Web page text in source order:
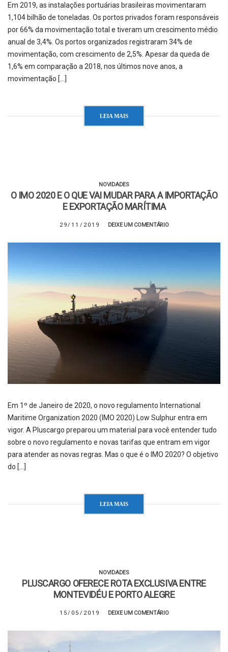
Em 2019, as instalações portuárias brasileiras movimentaram
1,104 bilhão de toneladas. Os portos privados foram responsáveis
por 66% da movimentação total e tiveram um crescimento médio
anual de 3,4%. Os portos organizados registraram 34% de
movimentação, com crescimento de 2,5%. Apesar da queda de
1,6% em comparação a 2018, nos últimos nove anos, a
movimentação […]
LEIA MAIS
NOVIDADES
O IMO 2020 E O QUE VAI MUDAR PARA A IMPORTAÇÃO
E EXPORTAÇÃO MARÍTIMA
29/11/2019 DEIXE UM COMENTÁRIO
Em 1º de Janeiro de 2020, o novo regulamento International
Maritime Organization 2020 (IMO 2020) Low Sulphur entra em
vigor. A Pluscargo preparou um material para você entender tudo
sobre o novo regulamento e novas tarifas que entram em vigor
para atender as novas regras. Mas o que é o IMO 2020? O objetivo
do […]
LEIA MAIS
NOVIDADES
PLUSCARGO OFERECE ROTA EXCLUSIVA ENTRE
MONTEVIDÉU E PORTO ALEGRE
15/05/2019 DEIXE UM COMENTÁRIO